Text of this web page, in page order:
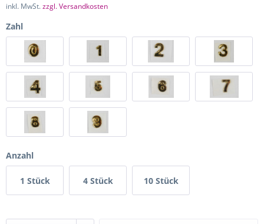
inkl. MwSt.zzgl. Versandkosten
Zahl
Anzahl
1 Stück 4 Stück 10 Stück